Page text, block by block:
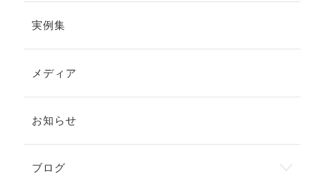
実例集
メディア
お知らせ
ブログ